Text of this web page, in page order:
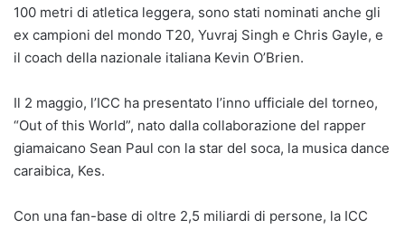
100 metri di atletica leggera, sono stati nominati anche gli
ex campioni del mondo T20, Yuvraj Singh e Chris Gayle, e
il coach della nazionale italiana Kevin O’Brien.
Il 2 maggio, l’ICC ha presentato l’inno ufficiale del torneo,
“Out of this World”, nato dalla collaborazione del rapper
giamaicano Sean Paul con la star del soca, la musica dance
caraibica, Kes.
Con una fan-base di oltre 2,5 miliardi di persone, la ICC